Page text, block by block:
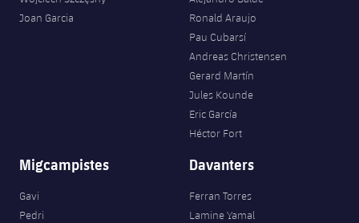
Serveis Mèdics
Acreditacions
Fotos
Fotos
Infantil A
Classificació
plusicon
més
Infantil
Actualitat
Barça Atlètic
plusicon
més
Joan Garcia
Ronald Araujo
Pau Cubarsí
Andreas Christensen
Gerard Martín
Jules Kounde
Eric García
Héctor Fort
Migcampistes
Gavi
Pedri
Davanters
Ferran Torres
Lamine Yamal